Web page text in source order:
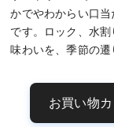
かでやわからい口
です。ロック、水
味わいを、季節の遷
お買い物